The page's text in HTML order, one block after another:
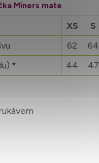
Miners mate
XS S
62 64
* 44 47